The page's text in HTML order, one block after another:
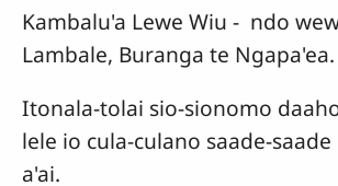
Kambalu'a Lewe Wiu - ndo
Lambale, Buranga te Ngapa'ea.
Itonala-tolai sio-sionomo
lele io cula-culano saade-saade
a'ai.